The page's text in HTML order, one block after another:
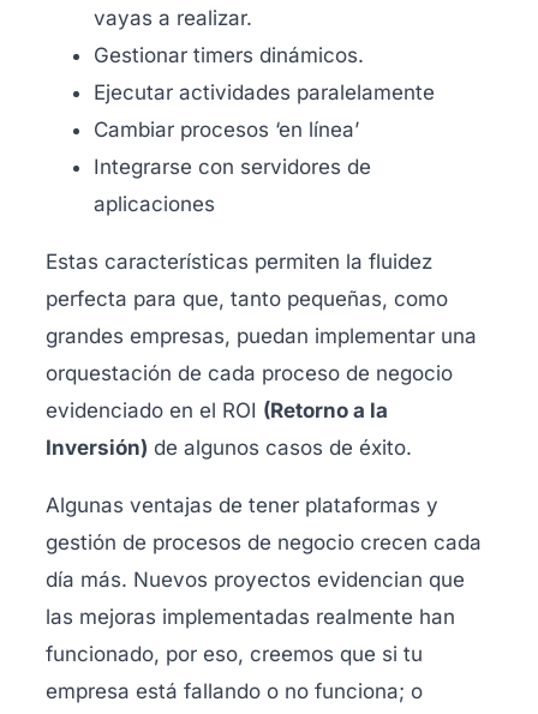
vayas a realizar.
Gestionar timers dinámicos.
Ejecutar actividades paralelamente
Cambiar procesos ‘en línea’
Integrarse con servidores de
aplicaciones
Estas características permiten la fluidez
perfecta para que, tanto pequeñas, como
grandes empresas, puedan implementar una
orquestación de cada proceso de negocio
evidenciado en el ROI (Retorno a la
Inversión) de algunos casos de éxito.
Algunas ventajas de tener plataformas y
gestión de procesos de negocio crecen cada
día más. Nuevos proyectos evidencian que
las mejoras implementadas realmente han
funcionado, por eso, creemos que si tu
empresa está fallando o no funciona; o